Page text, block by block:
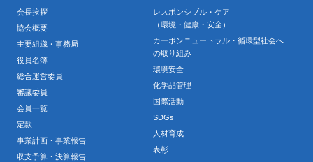
会長挨拶
協会概要
主要組織・事務局
役員名簿
総合運営委員
審議委員
会員一覧
定款
事業計画・事業報告
収支予算・決算報告
レスポンシブル・ケア
（環境・健康・安全）
カーボンニュートラル・循環型社会へ
の取り組み
環境安全
化学品管理
国際活動
SDGs
人材育成
表彰